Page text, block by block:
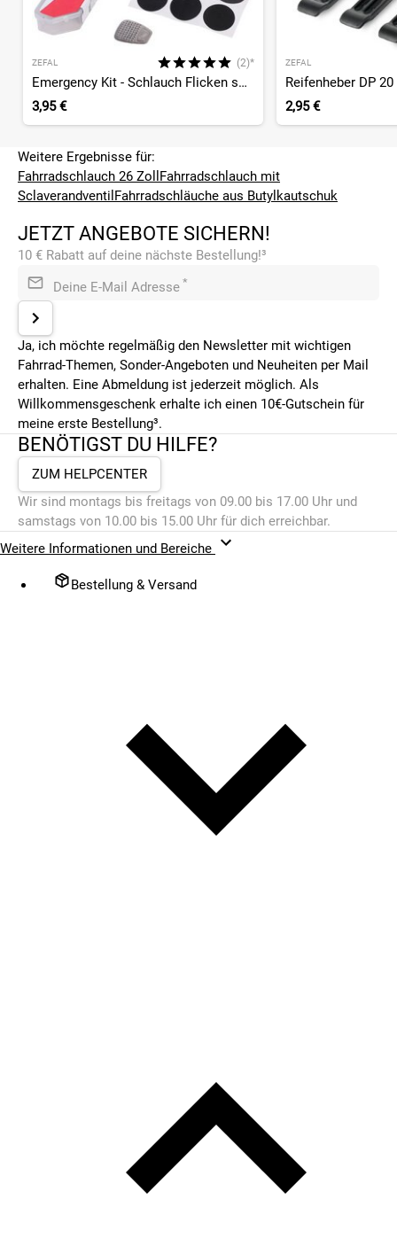
ZEFAL (2)*
Emergency Kit - Schlauch Flicken selbstklebend
3,95 €
ZEFAL
Reifenheber DP
2,95 €
Weitere Ergebnisse für:
Fahrradschlauch 26 Zoll Fahrradschlauch mit
Sclaverandventil Fahrradschläuche aus Butylkautschuk
JETZT ANGEBOTE SICHERN!
10 € Rabatt auf deine nächste Bestellung!³
Deine E-Mail Adresse *
Ja, ich möchte regelmäßig den Newsletter mit wichtigen
Fahrrad-Themen, Sonder-Angeboten und Neuheiten per Mail
erhalten. Eine Abmeldung ist jederzeit möglich. Als
Willkommensgeschenk erhalte ich einen 10€-Gutschein für
meine erste Bestellung³.
BENÖTIGST DU HILFE?
ZUM HELPCENTER
Wir sind montags bis freitags von 09.00 bis 17.00 Uhr und
samstags von 10.00 bis 15.00 Uhr für dich erreichbar.
Weitere Informationen und Bereiche
Bestellung & Versand